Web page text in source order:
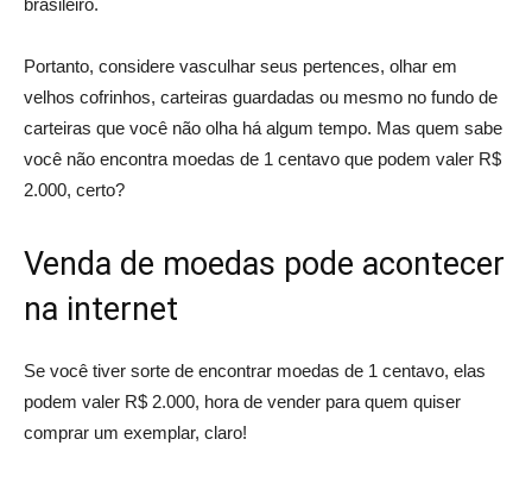
brasileiro.
Portanto, considere vasculhar seus pertences, olhar em
velhos cofrinhos, carteiras guardadas ou mesmo no fundo de
carteiras que você não olha há algum tempo. Mas quem sabe
você não encontra moedas de 1 centavo que podem valer R$
2.000, certo?
Venda de moedas pode acontecer
na internet
Se você tiver sorte de encontrar moedas de 1 centavo, elas
podem valer R$ 2.000, hora de vender para quem quiser
comprar um exemplar, claro!